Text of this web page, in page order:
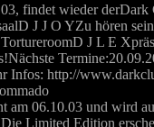
findet wieder derDark
J J O YZu hören
J L E
Infos: http://
am 06.10.03 und wird
Limited Edition